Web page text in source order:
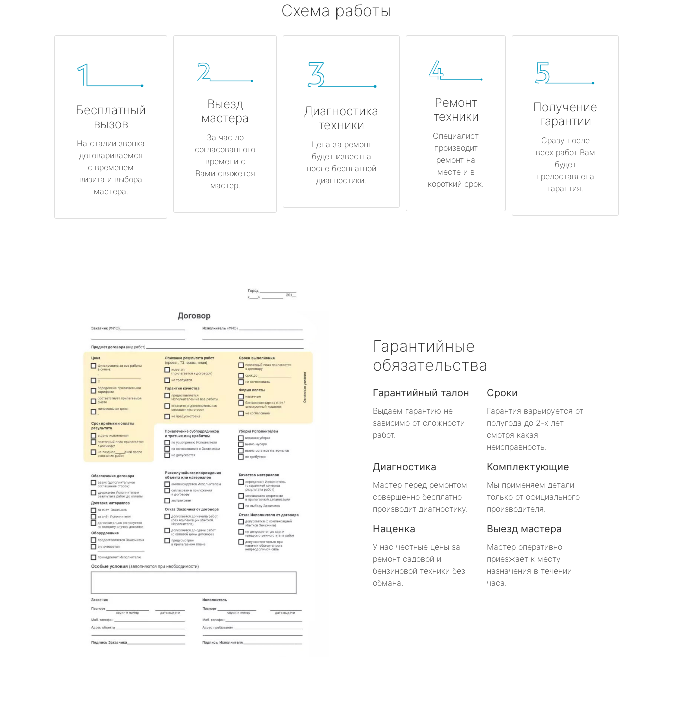
Схема работы
Бесплатный
вызов
На стадии звонка
договариваемся
с временем
визита и выбора
мастера.
Выезд
мастера
За час до
согласованного
времени с
Вами свяжется
мастер.
Диагностика
техники
Цена за ремонт
будет известна
после бесплатной
диагностики.
Ремонт
техники
Специалист
производит
ремонт на
месте и в
короткий срок.
Получение
гарантии
Сразу после
всех работ Вам
будет
предоставлена
гарантия.
Гарантийные
обязательства
Гарантийный талон
Выдаем гарантию не
зависимо от сложности
работ.
Сроки
Гарантия варьируется от
полугода до 2-х лет
смотря какая
неисправность.
Диагностика
Мастер перед ремонтом
совершенно бесплатно
производит диагностику.
Комплектующие
Мы применяем детали
только от официального
производителя.
Наценка
У нас честные цены за
ремонт садовой и
бензиновой техники без
обмана.
Выезд мастера
Мастер оперативно
приезжает к месту
назначения в течении
часа.